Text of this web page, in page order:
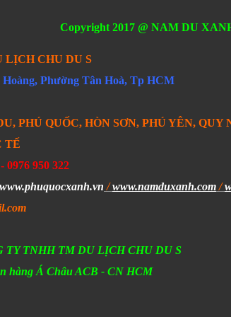
Copyright 2017 @ NAM DU
LỊCH CHU DU S
Phường Tân Hoà, Tp HCM
PHÚ QUỐC, HÒN SƠN, PHÚ YÊN,
TẾ
0976 950 322
www.phuquocxanh.vn /www.namduxanh.com/
TY TNHH TM DU LỊCH CHU DU S
hàng Á Châu ACB - CN HCM